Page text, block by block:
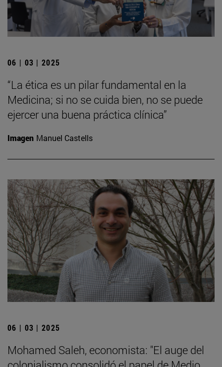
06 | 03 | 2025
“La ética es un pilar fundamental en la
Medicina; si no se cuida bien, no se puede
ejercer una buena práctica clínica”
Imagen Manuel Castells
06 | 03 | 2025
Mohamed Saleh, economista: "El auge del